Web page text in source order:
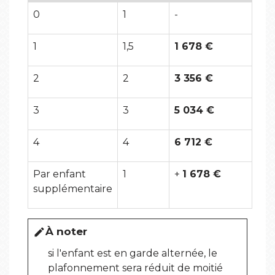
0 1 -
1 1,5 1 678 €
2 2 3 356 €
3 3 5 034 €
4 4 6 712 €
Par enfant
supplémentaire
1 + 1 678 €
editÀ noter
si l'enfant est en garde alternée, le
plafonnement sera réduit de moitié